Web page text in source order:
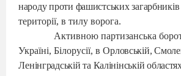
народу проти фашистських
території, в тилу ворога.
Активною партизанська
Україні, Білорусії, вОрловській,
Ленінградській та Калінінській